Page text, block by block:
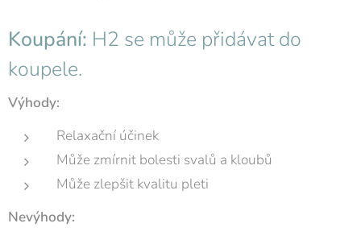
Koupání: H2 se může přidávat do
koupele.
Výhody:
Relaxační účinek
Může zmírnit bolesti svalů a kloubů
Může zlepšit kvalitu pleti
Nevýhody: